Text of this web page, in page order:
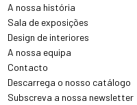
A nossa história
Sala de exposições
Design de interiores
A nossa equipa
Contacto
Descarrega o nosso catálogo
Subscreva a nossa newsletter